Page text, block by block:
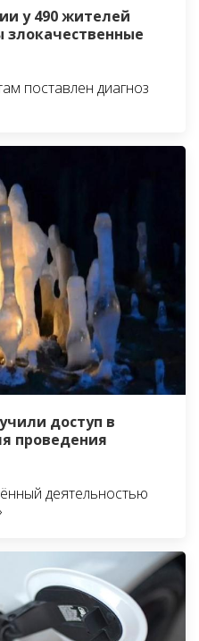
у 490 жителей
поставлен диагноз
доступ в
проведения
деятельностью